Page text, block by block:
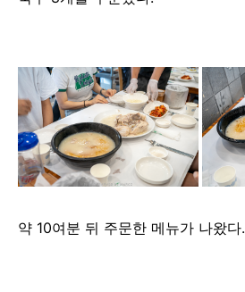
약 10여분 뒤 주문한 메뉴가 나왔다.